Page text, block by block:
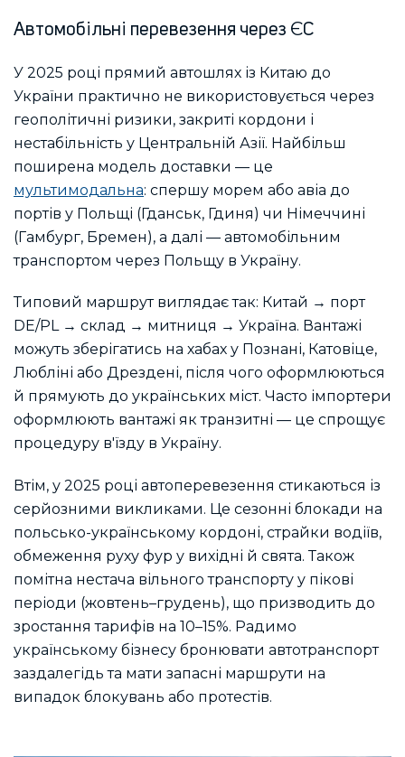
Автомобільні перевезення через ЄС
У 2025 році прямий автошлях із Китаю до
України практично не використовується через
геополітичні ризики, закриті кордони і
нестабільність у Центральній Азії. Найбільш
поширена модель доставки — це
мультимодальна: спершу морем або авіа до
портів у Польщі (Гданськ, Гдиня) чи Німеччині
(Гамбург, Бремен), а далі — автомобільним
транспортом через Польщу в Україну.
Типовий маршрут виглядає так: Китай → порт
DE/PL → склад → митниця → Україна. Вантажі
можуть зберігатись на хабах у Познані, Катовіце,
Любліні або Дрездені, після чого оформлюються
й прямують до українських міст. Часто імпортери
оформлюють вантажі як транзитні — це спрощує
процедуру в'їзду в Україну.
Втім, у 2025 році автоперевезення стикаються із
серйозними викликами. Це сезонні блокади на
польсько-українському кордоні, страйки водіїв,
обмеження руху фур у вихідні й свята. Також
помітна нестача вільного транспорту у пікові
періоди (жовтень–грудень), що призводить до
зростання тарифів на 10–15%. Радимо
українському бізнесу бронювати автотранспорт
заздалегідь та мати запасні маршрути на
випадок блокувань або протестів.